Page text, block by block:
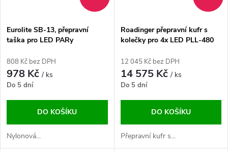
Eurolite SB-13, přepravní
taška pro LED PARy
808 Kč bez DPH
978 Kč/ ks
Do 5 dní
DO KOŠÍKU
Nylonová...
Roadinger přepravní kufr s
kolečky pro 4x LED PLL-480
12 045 Kč bez DPH
14 575 Kč/ ks
Do 5 dní
DO KOŠÍKU
Přepravní kufr s...